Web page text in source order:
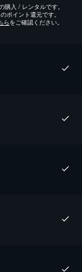
入 / レンタルです。
ポイント還元です。
らをご確認ください。